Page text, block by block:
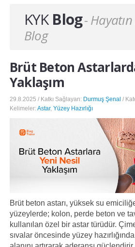
KYK BLOG
PROFESYONEL ÇÖZÜMLER
SEPETİM
KYKBlog-
Blog
Brüt Beton
Yaklaşım
29.8.2025 / Katkı Sağlayan: Durmuş Şenal /
Kelimeler:Astar, Yüzey Hazırlığı
Brüt beton astarı, yüksek su
yüzeylerde; kolon, perde beton ve
kullanılan özel bir astar türüdür.
sıvalar öncesinde yüzey